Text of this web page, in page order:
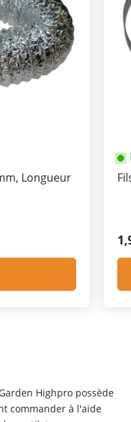
Longueur
Highpro possède
commander à l'aide